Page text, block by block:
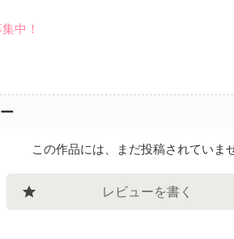
中！
この作品には、まだ投稿されていま
レビューを書く